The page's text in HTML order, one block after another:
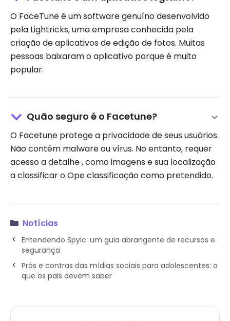
O FaceTune é um software genuíno desenvolvido
pela Lightricks, uma empresa conhecida pela
criação de aplicativos de edição de fotos. Muitas
pessoas baixaram o aplicativo porque é muito
popular.
Quão seguro é o Facetune?
O Facetune protege a privacidade de seus usuários.
Não contém malware ou vírus. No entanto, requer
acesso a detalhe , como imagens e sua localização
a classificar o Ope classificação como pretendido.
Notícias
Entendendo Spyic: um guia abrangente de recursos e
segurança
Prós e contras das mídias sociais para adolescentes: o
que os pais devem saber